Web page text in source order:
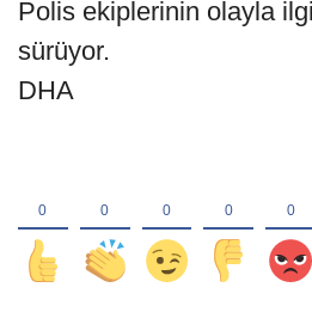
Polis ekiplerinin olayla
sürüyor.
DHA